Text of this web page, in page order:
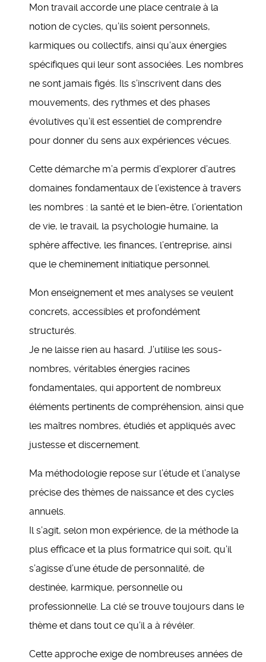
Mon travail accorde une place centrale à la
notion de cycles, qu’ils soient personnels,
karmiques ou collectifs, ainsi qu’aux énergies
spécifiques qui leur sont associées. Les nombres
ne sont jamais figés. Ils s’inscrivent dans des
mouvements, des rythmes et des phases
évolutives qu’il est essentiel de comprendre
pour donner du sens aux expériences vécues.
Cette démarche m’a permis d’explorer d’autres
domaines fondamentaux de l’existence à travers
les nombres : la santé et le bien-être, l’orientation
de vie, le travail, la psychologie humaine, la
sphère affective, les finances, l’entreprise, ainsi
que le cheminement initiatique personnel.
Mon enseignement et mes analyses se veulent
concrets, accessibles et profondément
structurés.
Je ne laisse rien au hasard. J’utilise les sous-
nombres, véritables énergies racines
fondamentales, qui apportent de nombreux
éléments pertinents de compréhension, ainsi que
les maîtres nombres, étudiés et appliqués avec
justesse et discernement.
Ma méthodologie repose sur l’étude et l’analyse
précise des thèmes de naissance et des cycles
annuels.
Il s’agit, selon mon expérience, de la méthode la
plus efficace et la plus formatrice qui soit, qu’il
s’agisse d’une étude de personnalité, de
destinée, karmique, personnelle ou
professionnelle. La clé se trouve toujours dans le
thème et dans tout ce qu’il a à révéler.
Cette approche exige de nombreuses années de